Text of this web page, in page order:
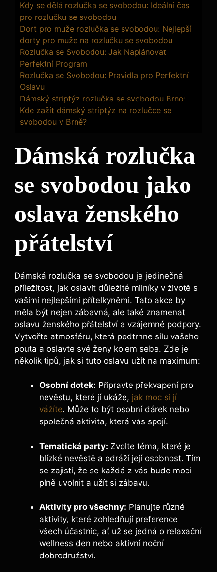
Kdy se dělá rozlučka se svobodou: Ideální čas
pro rozlučku se svobodou
Dort pro muže rozlučka se svobodou: Nejlepší
dorty pro muže na rozlučku se svobodou
Rozlučka se Svobodou: Jak Naplánovat
Perfektní Program
Rozlučka se Svobodou: Pravidla pro Perfektní
Oslavu
Dámský striptýz rozlučka se svobodou Brno:
Kde zažít dámský striptýz na rozlučce se
svobodou v Brně?
Dámská rozlučka
se svobodou jako
oslava ženského
přátelství
Dámská rozlučka se svobodou je jedinečná
příležitost, jak oslavit důležité milníky v životě s
vašimi nejlepšími přítelkyněmi. Tato akce by
měla být nejen zábavná, ale také znamenat
oslavu ženského přátelství a vzájemné podpory.
Vytvořte atmosféru, která podtrhne sílu vašeho
pouta a oslavte své ženy kolem sebe. Zde je
několik tipů, jak si tuto oslavu užít na maximum:
Osobní dotek: Připravte překvapení pro
nevěstu, které jí ukáže, jak moc si jí
vážíte. Může to být osobní dárek nebo
společná aktivita, která vás spojí.
Tematická party: Zvolte téma, které je
blízké nevěstě a odráží její osobnost. Tím
se zajistí, že se každá z vás bude moci
plně uvolnit a užít si zábavu.
Aktivity pro všechny: Plánujte různé
aktivity, které zohledňují preference
všech účastnic, ať už se jedná o relaxační
wellness den nebo aktivní noční
dobrodružství.